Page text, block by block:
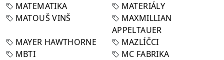
MATEMATIKA
MATERIÁLY
MATOUŠ VINŠ
MAXMILLIAN
APPELTAUER
MAYER HAWTHORNE
MAZLÍČCI
MBTI
MC FABRIKA